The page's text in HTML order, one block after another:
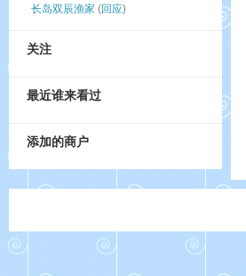
长岛双辰渔家 (回应)
关注
最近谁来看过
添加的商户